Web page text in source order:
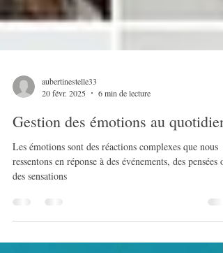
20 févr. 2025
6 min de lecture
Gestion des émotions au quotidien
Les émotions sont des réactions complexes que nous
des sensations